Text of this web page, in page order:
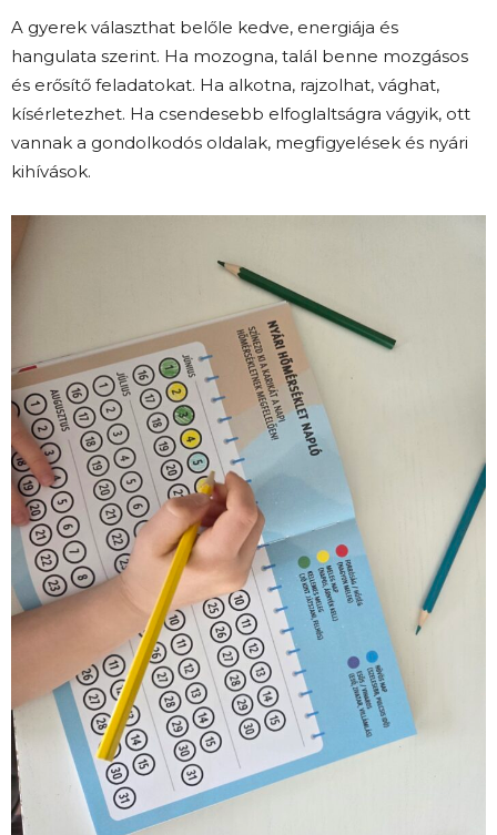
A gyerek választhat belőle kedve, energiája és
hangulata szerint. Ha mozogna, talál benne mozgásos
és erősítő feladatokat. Ha alkotna, rajzolhat, vághat,
kísérletezhet. Ha csendesebb elfoglaltságra vágyik, ott
vannak a gondolkodós oldalak, megfigyelések és nyári
kihívások.